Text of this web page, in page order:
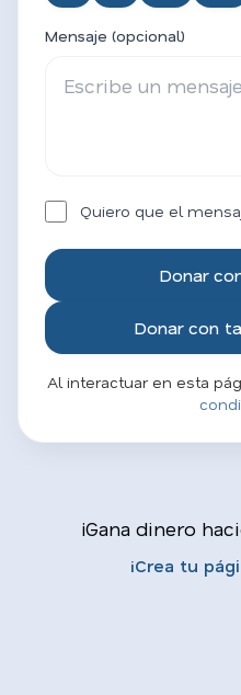
Mensaje (opcional)
Quiero que el
Donar
Donar con
Al interactuar en esta
¡Gana dinero
¡Crea tu